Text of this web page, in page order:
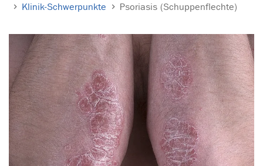
Klinik-Schwerpunkte
Psoriasis (Schuppenflechte)